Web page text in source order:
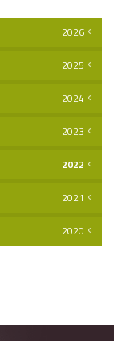
2026
2025
2024
2023
2022
2021
2020